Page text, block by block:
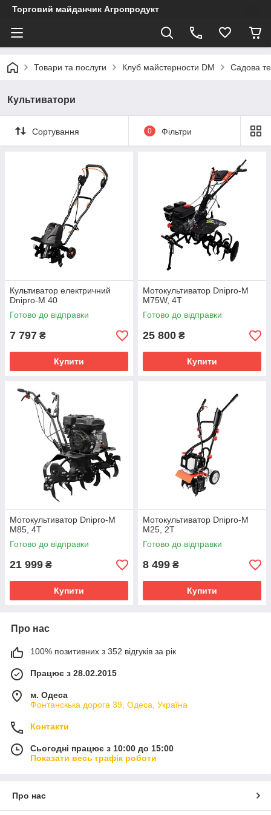
Торговий майданчик Агропродукт
Товари та послуги Клуб майстерности DM Садова
Культиватори
Сортування 0 Фільтри
Культиватор електричний
Dnipro-M 40
Готово до відправки
7 797 ₴
Купити
Мотокультиватор Dnipro-M
M75W, 4Т
Готово до відправки
25 800 ₴
Купити
Мотокультиватор Dnipro-M
M85, 4Т
Готово до відправки
21 999 ₴
Купити
Мотокультиватор Dnipro-M
М25, 2Т
Готово до відправки
8 499 ₴
Купити
Про нас
100% позитивних з 352 відгуків за рік
Працює з 28.02.2015
м. Одеса
Фонтанскька дорога 39, Одеса, Україна
Контакти
Сьогодні працює з 10:00 до 15:00
Показати весь графік роботи
Про нас